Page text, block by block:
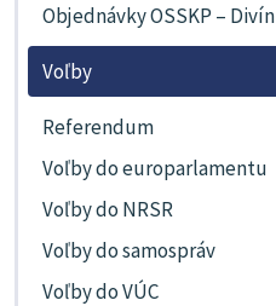
Objednávky OSSKP – Divín
Voľby
Referendum
Voľby do europarlamentu
Voľby do NRSR
Voľby do samospráv
Voľby do VÚC